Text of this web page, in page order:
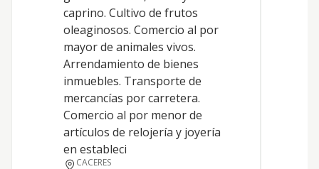
caprino. Cultivo de frutos
oleaginosos. Comercio al por
mayor de animales vivos.
Arrendamiento de bienes
inmuebles. Transporte de
mercancías por carretera.
Comercio al por menor de
artículos de relojería y joyería
en estableci
CACERES